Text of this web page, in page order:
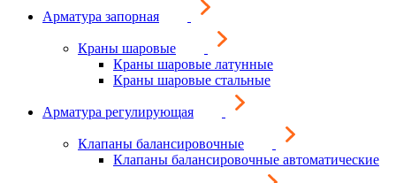
Арматура запорная
Краны шаровые
Краны шаровые латунные
Краны шаровые стальные
Арматура регулирующая
Клапаны балансировочные
Клапаны балансировочные автоматические